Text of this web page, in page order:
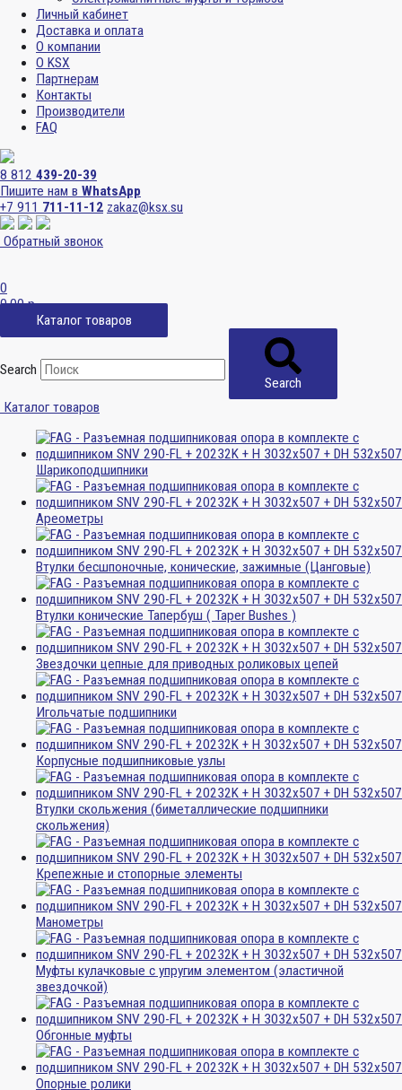
Личный кабинет
Доставка и оплата
О компании
О KSX
Партнерам
Контакты
Производители
FAQ
8 812 439-20-39
Пишите нам в WhatsApp
+7 911 711-11-12 zakaz@ksx.su
Обратный звонок
0
0,00р.
Каталог товаров
Search
Search
Каталог товаров
Шарикоподшипники
Ареометры
Втулки бесшпоночные, конические, зажимные (Цанговые)
Втулки конические Тапербуш ( Taper Bushes )
Звездочки цепные для приводных роликовых цепей
Игольчатые подшипники
Корпусные подшипниковые узлы
Втулки скольжения (биметаллические подшипники
скольжения)
Крепежные и стопорные элементы
Манометры
Муфты кулачковые с упругим элементом (эластичной
звездочкой)
Обгонные муфты
Опорные ролики